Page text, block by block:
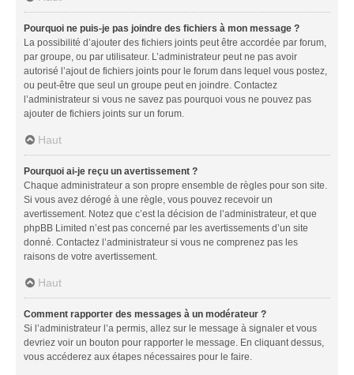
Pourquoi ne puis-je pas joindre des fichiers à mon message ?
La possibilité d’ajouter des fichiers joints peut être accordée par forum,
par groupe, ou par utilisateur. L’administrateur peut ne pas avoir
autorisé l’ajout de fichiers joints pour le forum dans lequel vous postez,
ou peut-être que seul un groupe peut en joindre. Contactez
l’administrateur si vous ne savez pas pourquoi vous ne pouvez pas
ajouter de fichiers joints sur un forum.
Haut
Pourquoi ai-je reçu un avertissement ?
Chaque administrateur a son propre ensemble de règles pour son site.
Si vous avez dérogé à une règle, vous pouvez recevoir un
avertissement. Notez que c’est la décision de l’administrateur, et que
phpBB Limited n’est pas concerné par les avertissements d’un site
donné. Contactez l’administrateur si vous ne comprenez pas les
raisons de votre avertissement.
Haut
Comment rapporter des messages à un modérateur ?
Si l’administrateur l’a permis, allez sur le message à signaler et vous
devriez voir un bouton pour rapporter le message. En cliquant dessus,
vous accéderez aux étapes nécessaires pour le faire.